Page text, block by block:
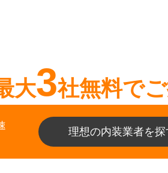
大3社無料で
理想の内装業者を探